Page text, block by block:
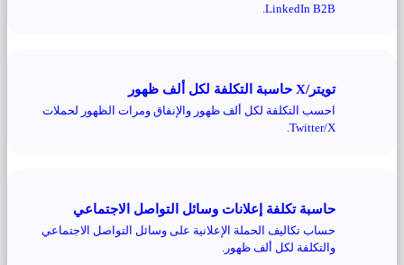
LinkedIn B2B.
تويتر/X حاسبة التكلفة لكل ألف ظهور
احسب التكلفة لكل ألف ظهور والإنفاق ومرات الظهور لحملات
Twitter/X.
حاسبة تكلفة إعلانات وسائل التواصل الاجتماعي
حساب تكاليف الحملة الإعلانية على وسائل التواصل الاجتماعي
والتكلفة لكل ألف ظهور.